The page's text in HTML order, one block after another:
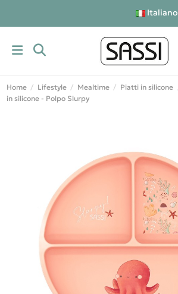
Italiano
Home Lifestyle Mealtime Piatti in silicone
in silicone - Polpo Slurpy